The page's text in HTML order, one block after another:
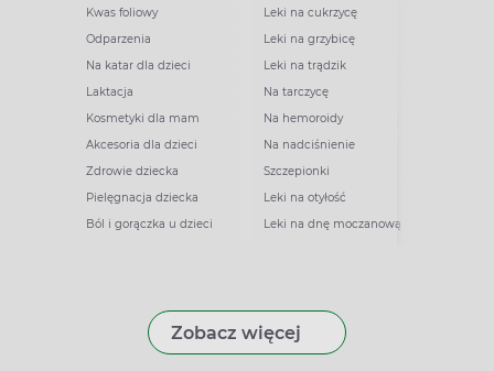
Kwas foliowy
Odparzenia
Na katar dla dzieci
Laktacja
Kosmetyki dla mam
Akcesoria dla dzieci
Zdrowie dziecka
Pielęgnacja dziecka
Ból i gorączka u dzieci
Leki na cukrzycę
Leki na grzybicę
Leki na trądzik
Na tarczycę
Na hemoroidy
Na nadciśnienie
Szczepionki
Leki na otyłość
Leki na dnę moczanową
Zobacz więcej